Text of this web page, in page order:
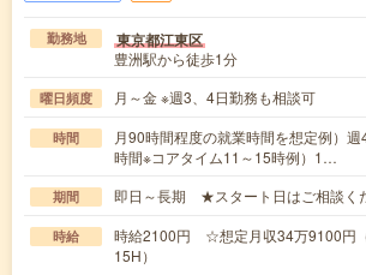
勤務地 東京都江東区
豊洲駅から徒歩1分
曜日頻度 月～金 ※週3、4日勤務も相談可
時間
月90時間程度の就業時間を想定例
時間※コアタイム11～15時例）1…
期間 即日～長期 ★スタート日はご相談く
時給
時給2100円 ☆想定月収34万9100円
15H）